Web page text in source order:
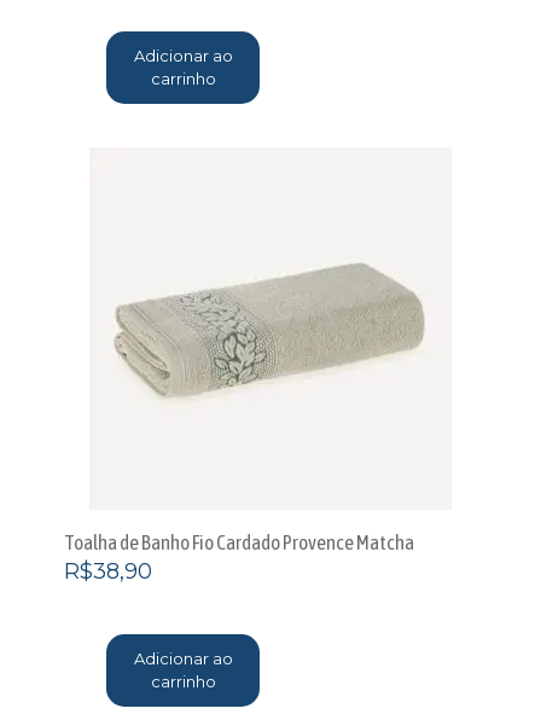
Adicionar ao
carrinho
Toalha de Banho Fio Cardado Provence Matcha
R$38,90
Adicionar ao
carrinho